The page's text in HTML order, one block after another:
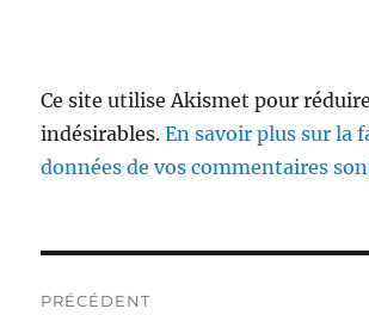
Ce site utilise Akismet pour
indésirables.En savoir plus sur la
données de vos commentaires
PRÉCÉDENT